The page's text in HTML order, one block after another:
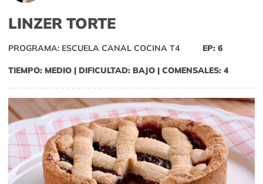
LINZER TORTE
PROGRAMA: ESCUELA CANAL COCINA T4 EP: 6
TIEMPO: MEDIO | DIFICULTAD: BAJO | COMENSALES: 4